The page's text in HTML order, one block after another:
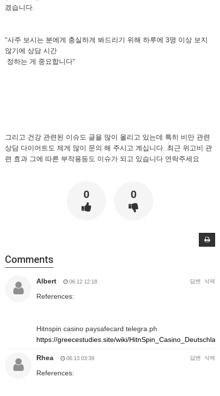
겠습니다.
"사주 보시는 분에게 충실하게 봐드리기 위해 하루에 3명 이상 보지
않기에 상담 시간
정하는 게 중요합니다"
그리고 건강 관련된 이슈도 글을 많이 올리고 있는데 특히 비만 관련
상담 다이어트도 제게 많이 문의 해 주시고 계십니다. 최근 위고비 관
련 효과 그에 따른 부작용등도 이슈가 되고 있습니다 연락주세요
0 0
Comments
Albert 06.12 12:18 답변 삭제
References:
Hitnspin casino paysafecard telegra.ph
https://greecestudies.site/wiki/
Rhea 06.13 03:39 답변 삭제
References: